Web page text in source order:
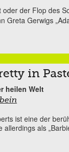
oder der Flop des
Greta Gerwigs
in
heilen Welt
ist eine der
allerdings als